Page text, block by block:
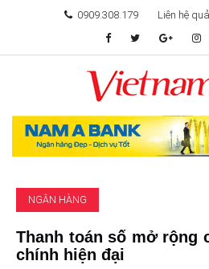
0909.308.179 Liên hệ
TÂM ĐIỂM ĐẦU TƯ
TÀI CHÍNH
KHỞI NGHIỆP
GIẢI TRÍ & CÔNG NGHỆ
NGÂN HÀNG
Thanh toán số mở rộng
chính hiện đại